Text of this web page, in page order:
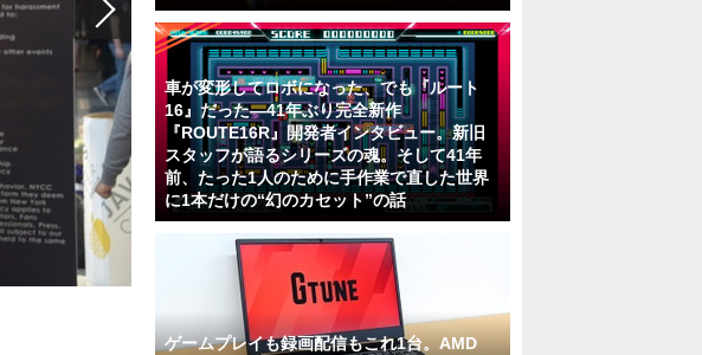
車が変形してロボになった、でも『ルート
16』だった―41年ぶり完全新作
『ROUTE16R』開発者インタビュー。新旧
スタッフが語るシリーズの魂。そして41年
前、たった1人のために手作業で直した世界
に1本だけの“幻のカセット”の話
ゲームプレイも録画配信もこれ1台。AMD